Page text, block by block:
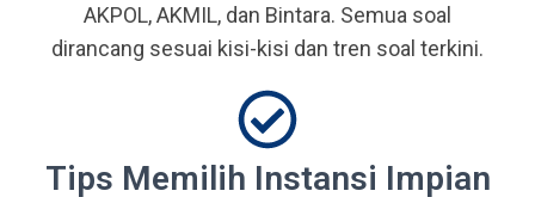
AKPOL, AKMIL, dan Bintara. Semua soal
dirancang sesuai kisi-kisi dan tren soal terkini.
Tips Memilih Instansi Impian